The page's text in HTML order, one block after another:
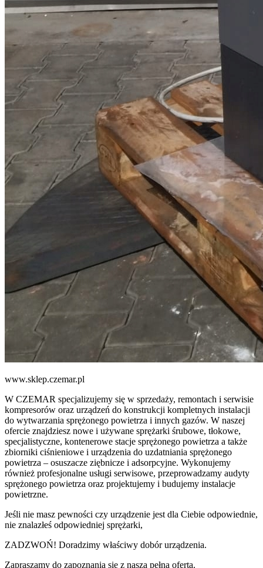
www.sklep.czemar.pl
W CZEMAR specjalizujemy się w sprzedaży, remontach i serwisie
kompresorów oraz urządzeń do konstrukcji kompletnych instalacji
do wytwarzania sprężonego powietrza i innych gazów. W naszej
ofercie znajdziesz nowe i używane sprężarki śrubowe, tłokowe,
specjalistyczne, kontenerowe stacje sprężonego powietrza a także
zbiorniki ciśnieniowe i urządzenia do uzdatniania sprężonego
powietrza – osuszacze ziębnicze i adsorpcyjne. Wykonujemy
również profesjonalne usługi serwisowe, przeprowadzamy audyty
sprężonego powietrza oraz projektujemy i budujemy instalacje
powietrzne.
Jeśli nie masz pewności czy urządzenie jest dla Ciebie odpowiednie,
nie znalazłeś odpowiedniej sprężarki,
ZADZWOŃ! Doradzimy właściwy dobór urządzenia.
Zapraszamy do zapoznania się z naszą pełną ofertą.